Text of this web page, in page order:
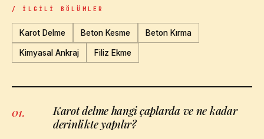
/ İLGILI BÖLÜMLER
Karot Delme Beton Kesme Beton Kırma
Kimyasal Ankraj Filiz Ekme
01.
Karot delme hangi çaplarda ve ne kadar
derinlikte yapılır?